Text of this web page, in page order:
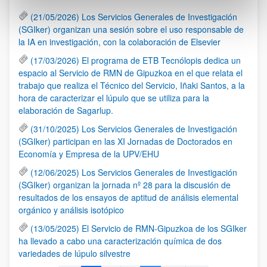
(21/05/2026) Los Servicios Generales de Investigación
(SGIker) organizan una sesión sobre el uso responsable de
la IA en investigación, con la colaboración de Elsevier
(17/03/2026) El programa de ETB Tecnólopis dedica un
espacio al Servicio de RMN de Gipuzkoa en el que relata el
trabajo que realiza el Técnico del Servicio, Iñaki Santos, a la
hora de caracterizar el lúpulo que se utiliza para la
elaboración de Sagarlup.
(31/10/2025) Los Servicios Generales de Investigación
(SGIker) participan en las XI Jornadas de Doctorados en
Economía y Empresa de la UPV/EHU
(12/06/2025) Los Servicios Generales de Investigación
(SGIker) organizan la jornada nº 28 para la discusión de
resultados de los ensayos de aptitud de análisis elemental
orgánico y análisis isotópico
(13/05/2025) El Servicio de RMN-Gipuzkoa de los SGIker
ha llevado a cabo una caracterización química de dos
variedades de lúpulo silvestre